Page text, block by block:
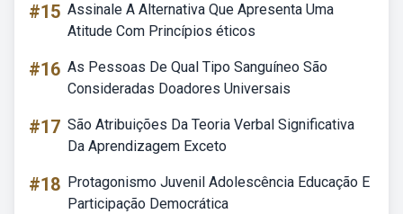
#15 Assinale A Alternativa Que Apresenta Uma
Atitude Com Princípios éticos
#16 As Pessoas De Qual Tipo Sanguíneo São
Consideradas Doadores Universais
#17 São Atribuições Da Teoria Verbal Significativa
Da Aprendizagem Exceto
#18 Protagonismo Juvenil Adolescência Educação E
Participação Democrática